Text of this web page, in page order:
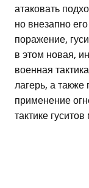
атаковать
но внезапно
поражение,
в этом новая,
военная
лагерь, а
применение
тактике